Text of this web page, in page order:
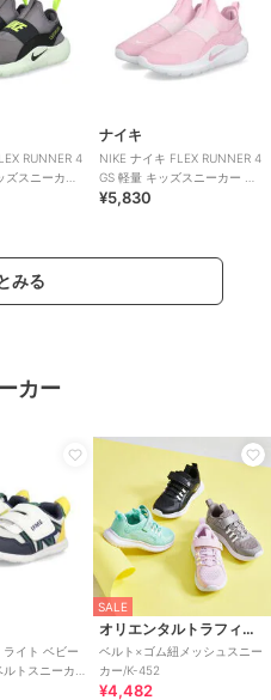
RUNNER 4
ズスニーカー
ナイキ
NIKE ナイキ FLEX RUNNER 4
GS 軽量 キッズスニーカー ス
リッポン 子供靴
¥5,830
みる
カー
イト ベビー
ルトスニーカ
シューズ 子
SALE
オリエンタルトラフィック
ベルト×ゴム紐メッシュスニー
カー/K-452
¥4,482